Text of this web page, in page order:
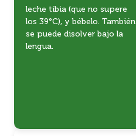
leche tibia (que no supere
los 39°C), y bébelo. También
se puede disolver bajo la
lengua.